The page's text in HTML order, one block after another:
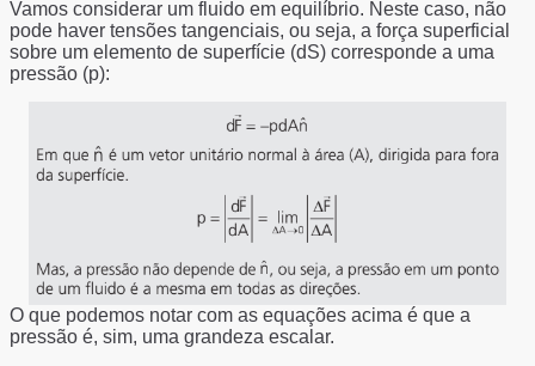
Vamos considerar um fluido em equilíbrio. Neste caso, não
pode haver tensões tangenciais, ou seja, a força superficial
sobre um elemento de superfície (dS) corresponde a uma
pressão (p):
O que podemos notar com as equações acima é que a
pressão é, sim, uma grandeza escalar.